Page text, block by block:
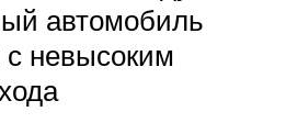
автомобиль
невысоким